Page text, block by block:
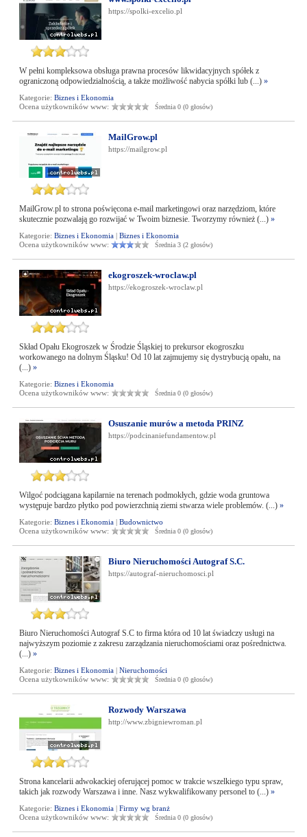
https://spolki-excelio.pl
W pełni kompleksowa obsługa prawna procesów likwidacyjnych spółek z
ograniczoną odpowiedzialnością, a także możliwość nabycia spółki lub (...) »
Kategorie: Biznes i Ekonomia
Ocena użytkowników www:
Średnia 0 (0 głosów)
MailGrow.pl
https://mailgrow.pl
MailGrow.pl to strona poświęcona e-mail marketingowi oraz narzędziom, które
skutecznie pozwalają go rozwijać w Twoim biznesie. Tworzymy również (...) »
Kategorie: Biznes i Ekonomia| Biznes i Ekonomia
Ocena użytkowników www:
Średnia 3 (2 głosów)
ekogroszek-wroclaw.pl
https://ekogroszek-wroclaw.pl
Skład Opału Ekogroszek w Środzie Śląskiej to prekursor ekogroszku
workowanego na dolnym Śląsku! Od 10 lat zajmujemy się dystrybucją opału, na
(...) »
Kategorie: Biznes i Ekonomia
Ocena użytkowników www:
Średnia 0 (0 głosów)
Osuszanie murów a metoda PRINZ
https://podcinaniefundamentow.pl
Wilgoć podciągana kapilarnie na terenach podmokłych, gdzie woda gruntowa
występuje bardzo płytko pod powierzchnią ziemi stwarza wiele problemów. (...) »
Kategorie: Biznes i Ekonomia| Budownictwo
Ocena użytkowników www:
Średnia 0 (0 głosów)
Biuro Nieruchomości Autograf S.C.
https://autograf-nieruchomosci.pl
Biuro Nieruchomości Autograf S.C to firma która od 10 lat świadczy usługi na
najwyższym poziomie z zakresu zarządzania nieruchomościami oraz pośrednictwa.
(...) »
Kategorie: Biznes i Ekonomia| Nieruchomości
Ocena użytkowników www:
Średnia 0 (0 głosów)
Rozwody Warszawa
http://www.zbigniewroman.pl
Strona kancelarii adwokackiej oferującej pomoc w trakcie wszelkiego typu spraw,
takich jak rozwody Warszawa i inne. Nasz wykwalifikowany personel to (...) »
Kategorie: Biznes i Ekonomia| Firmy wg branż
Ocena użytkowników www:
Średnia 0 (0 głosów)